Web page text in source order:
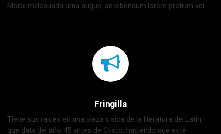
Morbi malesuada urna augue, ac bibendum lorem pretium vel.
Fringilla
Tiene sus raices en una pieza clsica de la literatura del Latin,
que data del año 45 antes de Cristo, haciendo que este